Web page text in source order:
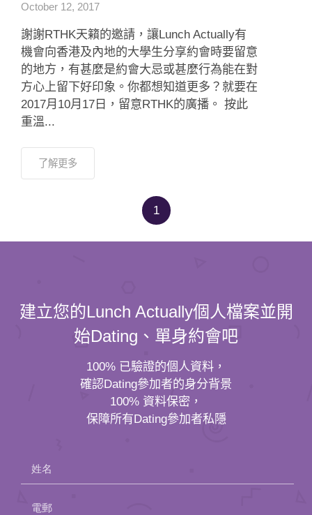
October 12, 2017
謝謝RTHK天籟的邀請，讓Lunch Actually有
機會向香港及內地的大學生分享約會時要留意
的地方，有甚麼是約會大忌或甚麼行為能在對
方心上留下好印象。你都想知道更多？就要在
2017月10月17日，留意RTHK的廣播。 按此
重溫...
了解更多
1
建立您的Lunch Actually個人檔案並開
始Dating、單身約會吧
100% 已驗證的個人資料，
確認Dating參加者的身分背景
100% 資料保密，
保障所有Dating參加者私隱
姓名
電郵